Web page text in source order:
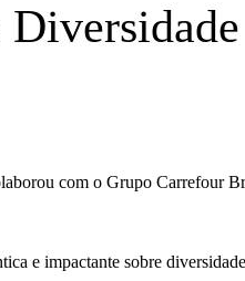
com o Grupo Carrefour
e impactante sobre